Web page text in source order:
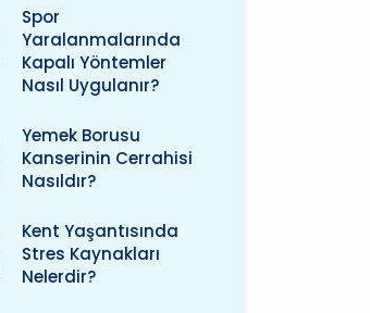
Spor
Yaralanmalarında
Kapalı Yöntemler
Nasıl Uygulanır?
Yemek Borusu
Kanserinin Cerrahisi
Nasıldır?
Kent Yaşantısında
Stres Kaynakları
Nelerdir?